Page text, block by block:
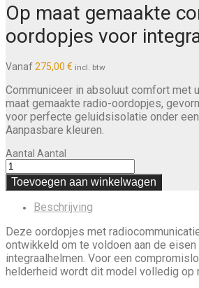
Op maat gemaakte
oordopjes voor
Vanaf275,00 € incl. btw
Communiceer in absoluut comfort met
maat gemaakte radio-oordopjes,
voor perfecte geluidsisolatie onder een
Aanpasbare kleuren.
Aantal Aantal
Toevoegen aan winkelwagen
Beschrijving
Deze oordopjes met
ontwikkeld om te voldoen aan de
integraalhelmen. Voor een
helderheid wordt dit model volledig op